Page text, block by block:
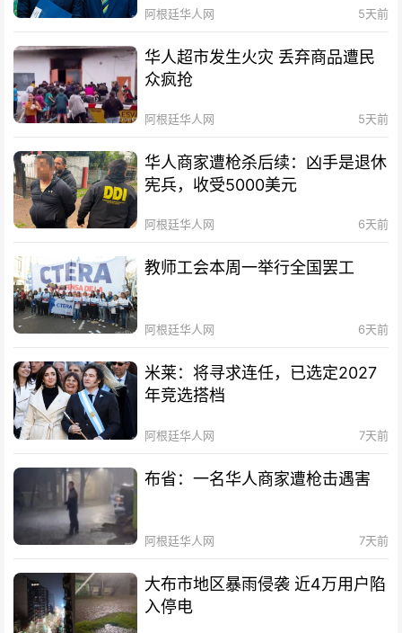
阿根廷华人网 5天前
华人超市发生火灾 丢弃商品遭民
众疯抢
阿根廷华人网 5天前
华人商家遭枪杀后续：凶手是退休
宪兵，收受5000美元
阿根廷华人网 6天前
教师工会本周一举行全国罢工
阿根廷华人网 6天前
米莱：将寻求连任，已选定2027
年竞选搭档
阿根廷华人网 7天前
布省：一名华人商家遭枪击遇害
阿根廷华人网 7天前
大布市地区暴雨侵袭 近4万用户陷
入停电